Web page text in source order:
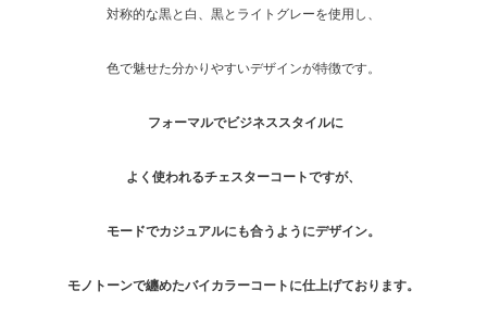
対称的な黒と白、黒とライトグレーを使用し、
色で魅せた分かりやすいデザインが特徴です。
フォーマルでビジネススタイルに
よく使われるチェスターコートですが、
モードでカジュアルにも合うようにデザイン。
モノトーンで纏めたバイカラーコートに仕上げております。